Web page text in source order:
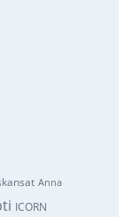
Anna
ICORN